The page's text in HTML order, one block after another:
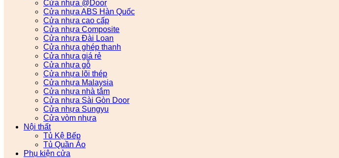
Cửa nhựa @Door
Cửa nhựa ABS Hàn Quốc
Cửa nhựa cao cấp
Cửa nhựa Composite
Cửa nhựa Đài Loan
Cửa nhựa ghép thanh
Cửa nhựa giá rẻ
Cửa nhựa gỗ
Cửa nhựa lõi thép
Cửa nhựa Malaysia
Cửa nhựa nhà tắm
Cửa nhựa Sài Gòn Door
Cửa nhựa Sungyu
Cửa vòm nhựa
Nội thất
Tủ Kệ Bếp
Tủ Quần Áo
Phụ kiện cửa